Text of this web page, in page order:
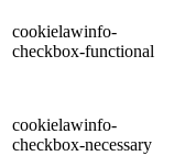
cookielawinfo-
checkbox-functional
cookielawinfo-
checkbox-necessary